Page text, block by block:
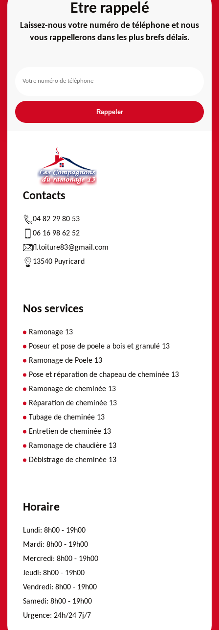
Etre rappelé
Laissez-nous votre numéro de téléphone et nous
vous rappellerons dans les plus brefs délais.
Contacts
04 82 29 80 53
06 16 98 62 52
fl.toiture83@gmail.com
13540 Puyricard
Nos services
Ramonage 13
Poseur et pose de poele a bois et granulé 13
Ramonage de Poele 13
Pose et réparation de chapeau de cheminée 13
Ramonage de cheminée 13
Réparation de cheminée 13
Tubage de cheminée 13
Entretien de cheminée 13
Ramonage de chaudière 13
Débistrage de cheminée 13
Horaire
Lundi: 8h00 - 19h00
Mardi: 8h00 - 19h00
Mercredi: 8h00 - 19h00
Jeudi: 8h00 - 19h00
Vendredi: 8h00 - 19h00
Samedi: 8h00 - 19h00
Urgence: 24h/24 7j/7